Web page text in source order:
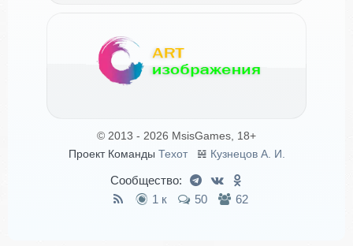
© 2013 - 2026 MsisGames, 18+
Проект Команды Техот 𝌴 Кузнецов А. И.
Сообщество:
1 к
50 62